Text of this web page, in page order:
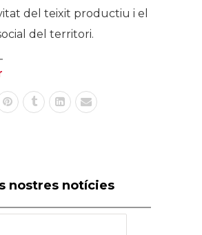
del teixit productiu i el
del territori.
nostres notícies